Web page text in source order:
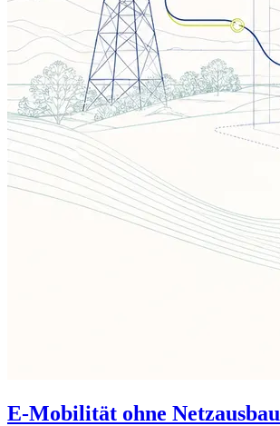
E-Mobilität ohne Netzausbau